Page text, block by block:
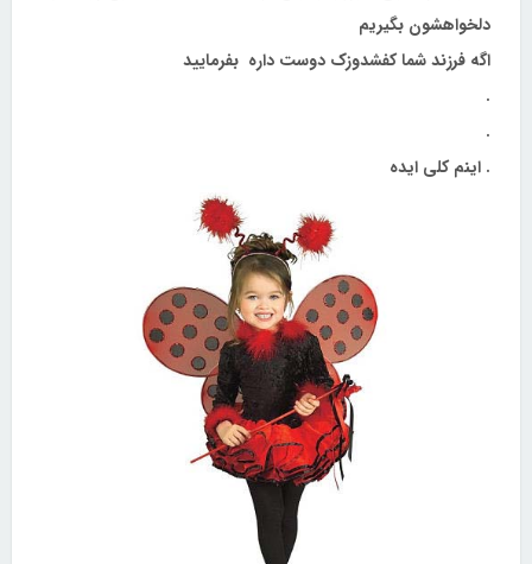
دلخواهشون بگیریم
اگه فرزند شما کفشدوزک دوست داره بفرمایید
.
.
. اینم کلی ایده